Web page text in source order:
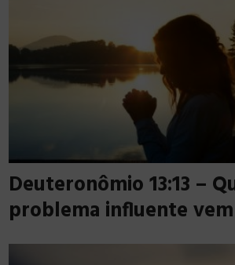
Deuteronômio 13:13 –
problema influente